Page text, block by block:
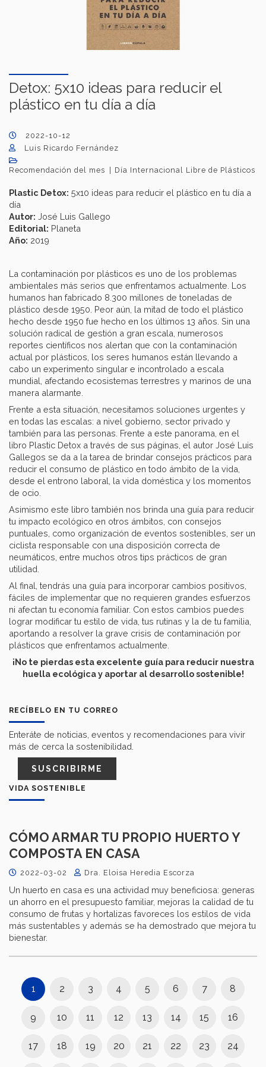
Detox: 5x10 ideas para reducir el
plástico en tu día a día
2022-10-12
Luis Ricardo Fernández
Recomendación del mes Día Internacional Libre de Plásticos
Plastic Detox: 5x10 ideas para reducir el plástico en tu día a
día
Autor: José Luis Gallego
Editorial: Planeta
Año: 2019
La contaminación por plásticos es uno de los problemas
ambientales más serios que enfrentamos actualmente. Los
humanos han fabricado 8.300 millones de toneladas de
plástico desde 1950. Peor aún, la mitad de todo el plástico
hecho desde 1950 fue hecho en los últimos 13 años. Sin una
solución radical de gestión a gran escala, numerosos
reportes científicos nos alertan que con la contaminación
actual por plásticos, los seres humanos están llevando a
cabo un experimento singular e incontrolado a escala
mundial, afectando ecosistemas terrestres y marinos de una
manera alarmante.
Frente a esta situación, necesitamos soluciones urgentes y
en todas las escalas: a nivel gobierno, sector privado y
también para las personas. Frente a este panorama, en el
libro Plastic Detox a través de sus páginas, el autor José Luis
Gallegos se da a la tarea de brindar consejos prácticos para
reducir el consumo de plástico en todo ámbito de la vida,
desde el entrono laboral, la vida doméstica y los momentos
de ocio.
Asimismo este libro también nos brinda una guía para reducir
tu impacto ecológico en otros ámbitos, con consejos
puntuales, como organización de eventos sostenibles, ser un
ciclista responsable con una disposición correcta de
neumáticos, entre muchos otros tips prácticos de gran
utilidad.
Al final, tendrás una guía para incorporar cambios positivos,
fáciles de implementar que no requieren grandes esfuerzos
ni afectan tu economía familiar. Con estos cambios puedes
lograr modificar tu estilo de vida, tus rutinas y la de tu familia,
aportando a resolver la grave crisis de contaminación por
plásticos que enfrentamos actualmente.
¡No te pierdas esta excelente guía para reducir nuestra
huella ecológica y aportar al desarrollo sostenible!
RECÍBELO EN TU CORREO
Enteráte de noticias, eventos y recomendaciones para vivir
más de cerca la sostenibilidad.
SUSCRIBIRME
VIDA SOSTENIBLE
CÓMO ARMAR TU PROPIO HUERTO Y
COMPOSTA EN CASA
2022-03-02 Dra. Eloisa Heredia Escorza
Un huerto en casa es una actividad muy beneficiosa: generas
un ahorro en el presupuesto familiar, mejoras la calidad de tu
consumo de frutas y hortalizas favoreces los estilos de vida
más sustentables y además se ha demostrado que mejora tu
bienestar.
1 2 3 4 5 6 7 8
9 10 11 12 13 14 15 16
17 18 19 20 21 22 23 24